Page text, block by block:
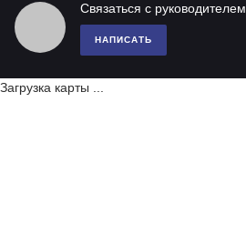
Связаться с руководителем
НАПИСАТЬ
Загрузка карты ...